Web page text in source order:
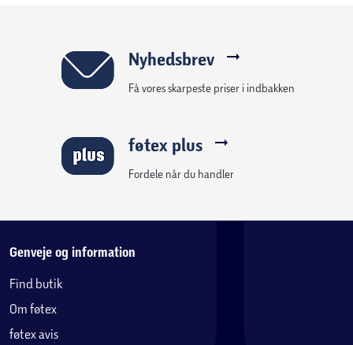
Nyhedsbrev
Få vores skarpeste priser i indbakken
føtex plus
Fordele når du handler
Genveje og information
Find butik
Om føtex
føtex avis